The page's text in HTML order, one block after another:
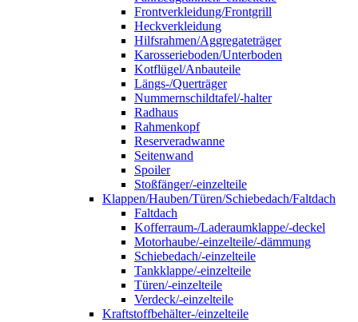
Frontverkleidung/Frontgrill
Heckverkleidung
Hilfsrahmen/Aggregateträger
Karosserieboden/Unterboden
Kotflügel/Anbauteile
Längs-/Querträger
Nummernschildtafel/-halter
Radhaus
Rahmenkopf
Reserveradwanne
Seitenwand
Spoiler
Stoßfänger/-einzelteile
Klappen/Hauben/Türen/Schiebedach/Faltdach
Faltdach
Kofferraum-/Laderaumklappe/-deckel
Motorhaube/-einzelteile/-dämmung
Schiebedach/-einzelteile
Tankklappe/-einzelteile
Türen/-einzelteile
Verdeck/-einzelteile
Kraftstoffbehälter-/einzelteile